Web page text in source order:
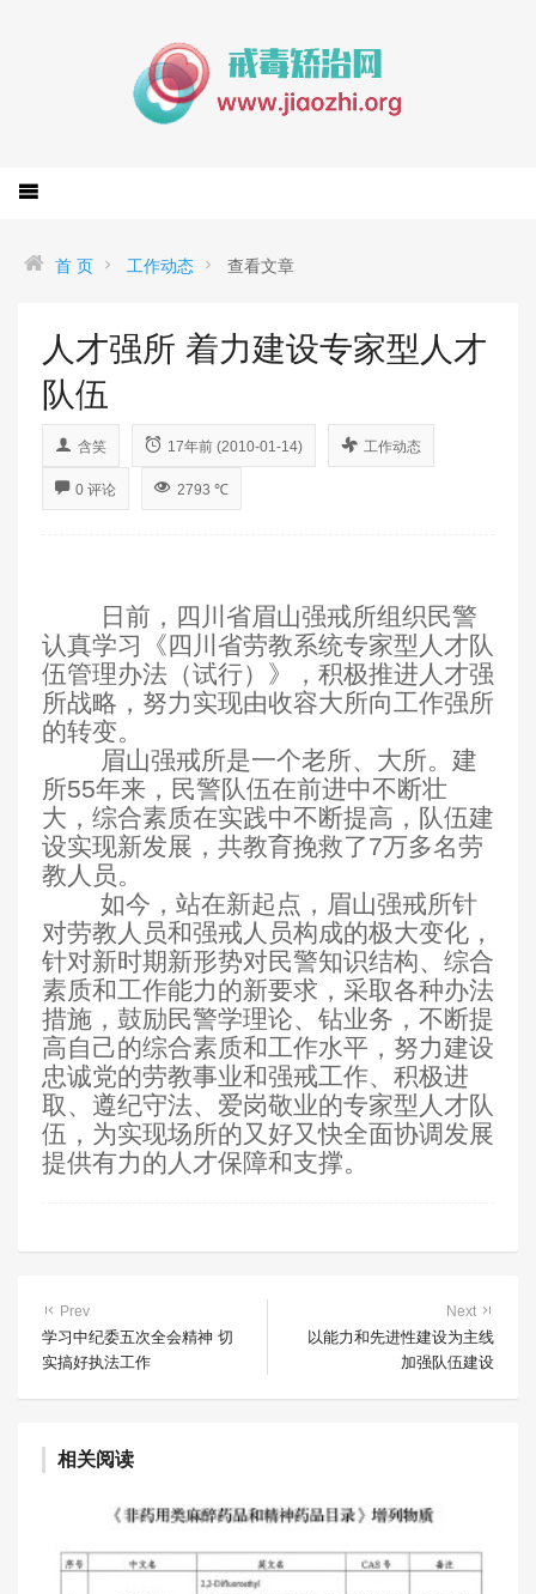
首 页 工作动态 查看文章
人才强所 着力建设专家型人才
队伍
含笑 17年前 (2010-01-14) 工作动态
0 评论 2793 ℃
日前，四川省眉山强戒所组织民警
认真学习《四川省劳教系统专家型人才队
伍管理办法（试行）》，积极推进人才强
所战略，努力实现由收容大所向工作强所
的转变。
眉山强戒所是一个老所、大所。建
所55年来，民警队伍在前进中不断壮
大，综合素质在实践中不断提高，队伍建
设实现新发展，共教育挽救了7万多名劳
教人员。
如今，站在新起点，眉山强戒所针
对劳教人员和强戒人员构成的极大变化，
针对新时期新形势对民警知识结构、综合
素质和工作能力的新要求，采取各种办法
措施，鼓励民警学理论、钻业务，不断提
高自己的综合素质和工作水平，努力建设
忠诚党的劳教事业和强戒工作、积极进
取、遵纪守法、爱岗敬业的专家型人才队
伍，为实现场所的又好又快全面协调发展
提供有力的人才保障和支撑。
Prev
学习中纪委五次全会精神 切
实搞好执法工作
Next
以能力和先进性建设为主线
加强队伍建设
相关阅读